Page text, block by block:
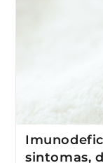
sintomas,